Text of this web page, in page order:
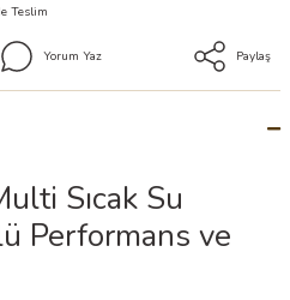
Teslim
Yorum Yaz Paylaş
Sıcak Su
Performans ve